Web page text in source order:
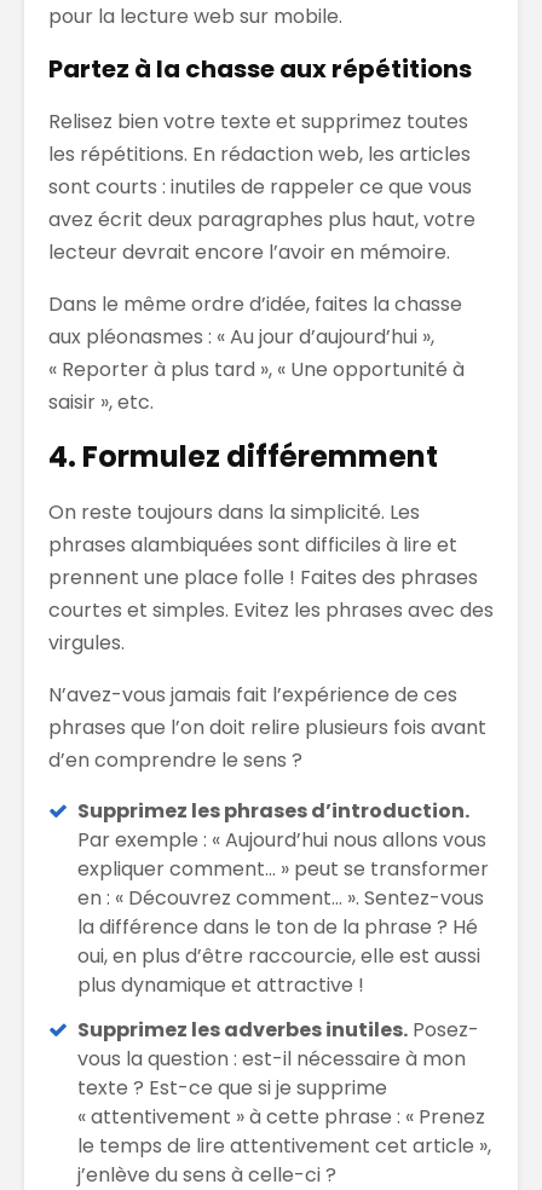
pour la lecture web sur mobile.
Partez à la chasse aux répétitions
Relisez bien votre texte et supprimez toutes
les répétitions. En rédaction web, les articles
sont courts : inutiles de rappeler ce que vous
avez écrit deux paragraphes plus haut, votre
lecteur devrait encore l’avoir en mémoire.
Dans le même ordre d’idée, faites la chasse
aux pléonasmes : « Au jour d’aujourd’hui »,
« Reporter à plus tard », « Une opportunité à
saisir », etc.
4. Formulez différemment
On reste toujours dans la simplicité. Les
phrases alambiquées sont difficiles à lire et
prennent une place folle ! Faites des phrases
courtes et simples. Evitez les phrases avec des
virgules.
N’avez-vous jamais fait l’expérience de ces
phrases que l’on doit relire plusieurs fois avant
d’en comprendre le sens ?
Supprimez les phrases d’introduction.
Par exemple : « Aujourd’hui nous allons vous
expliquer comment… » peut se transformer
en : « Découvrez comment… ». Sentez-vous
la différence dans le ton de la phrase ? Hé
oui, en plus d’être raccourcie, elle est aussi
plus dynamique et attractive !
Supprimez les adverbes inutiles. Posez-
vous la question : est-il nécessaire à mon
texte ? Est-ce que si je supprime
« attentivement » à cette phrase : « Prenez
le temps de lire attentivement cet article »,
j’enlève du sens à celle-ci ?